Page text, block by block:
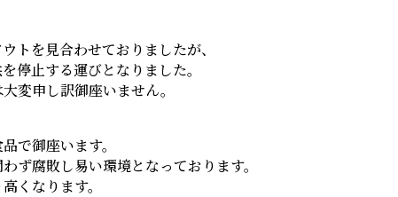
トを見合わせておりましたが、
停止する運びとなりました。
変申し訳御座いません。
で御座います。
ず腐敗し易い環境となっております。
くなります。